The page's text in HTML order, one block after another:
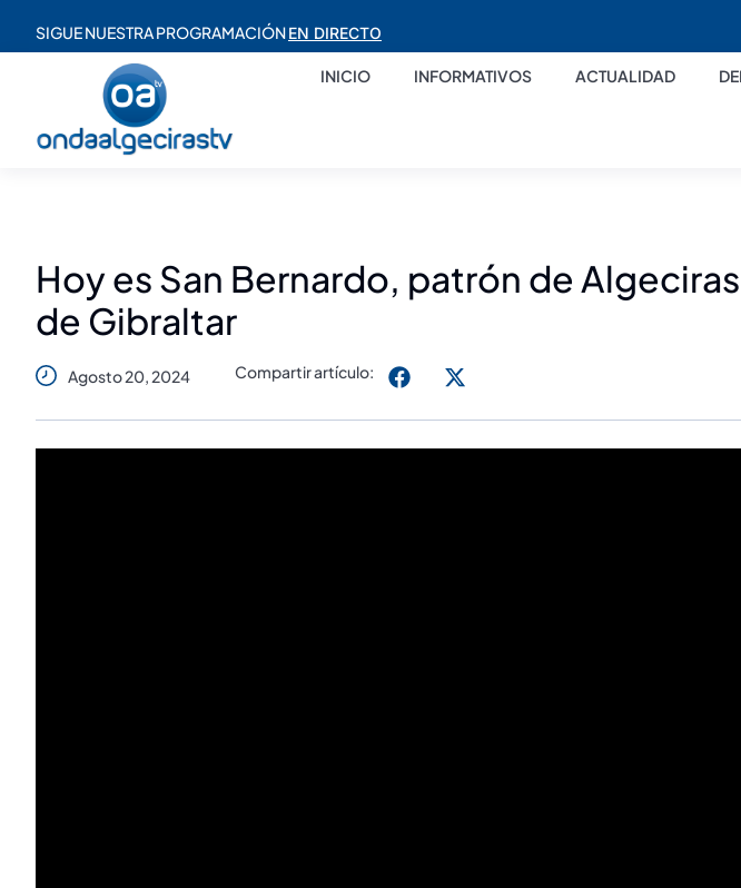
SIGUE NUESTRA PROGRAMACIÓNEN DIRECTO
INICIO INFORMATIVOS ACTUALIDAD
Hoy es San Bernardo, patrón de
de Gibraltar
Agosto 20, 2024 Compartir artículo: